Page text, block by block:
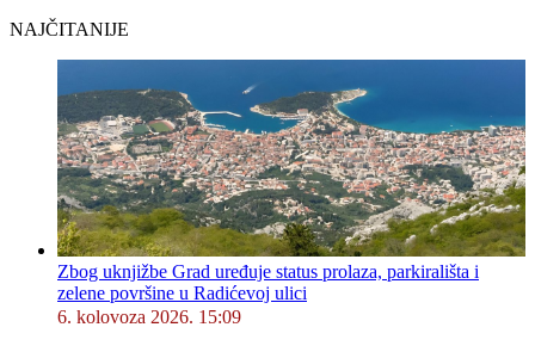
NAJČITANIJE
Zbog uknjižbe Grad uređuje status prolaza, parkirališta i
zelene površine u Radićevoj ulici
6. kolovoza 2026. 15:09